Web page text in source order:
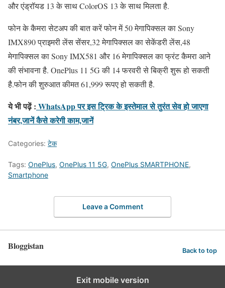
और एंड्रॉयड 13 के साथ ColorOS 13 के साथ मिलता है.
फोन के कैमरा सेटअप की बात करें फोन में 50 मेगापिक्सल का Sony
IMX890 प्राइमरी लेंस सेंसर,32 मेगापिक्सल का सेकेंडरी लेंस,48
मेगापिक्सल का Sony IMX581 और 16 मेगापिक्सल का फ्रंट कैमरा आने
की संभावना है. OnePlus 11 5G की 14 फरवरी से बिक्री शुरू हो सकती
है.फोन की शुरुआत कीमत 61,999 रूपए हो सकती है.
ये भी पढ़ें : WhatsApp पर इस ट्रिक के इस्तेमाल से तुरंत सेव हो जाएगा
नंबर,जानें कैसे करेगी काम,जानें
Categories: टेक
Tags: OnePlus, OnePlus 11 5G, OnePlus SMARTPHONE,
Smartphone
Leave a Comment
Bloggistan Back to top
Exit mobile version